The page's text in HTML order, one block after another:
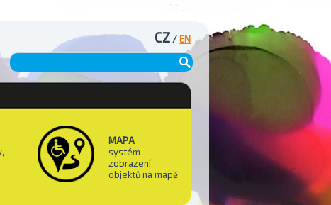
MAPA
systém
zobrazení
objektů na mapě
CZ /EN